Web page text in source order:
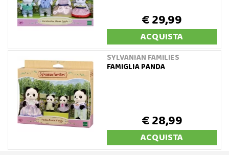
€ 29,99
ACQUISTA
SYLVANIAN FAMILIES
FAMIGLIA PANDA
€ 28,99
ACQUISTA